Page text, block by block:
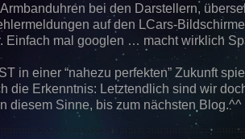
bei den Darstellern,
auf den LCars-
Einfach mal googlen … macht wirklich
in einer “nahezu perfekten” Zukunft
die Erkenntnis: Letztendlich sind wir
diesem Sinne, bis zum nächsten Blog.^^